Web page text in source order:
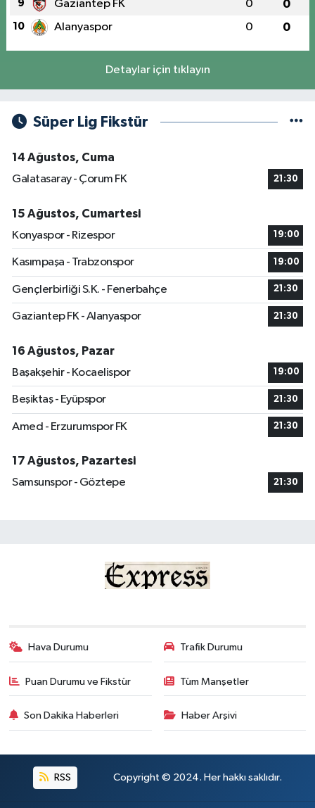
9 Gaziantep FK 0 0
10 Alanyaspor 0 0
Detaylar için tıklayın
Süper Lig Fikstür
14 Ağustos, Cuma
Galatasaray - Çorum FK
21:30
15 Ağustos, Cumartesi
Konyaspor - Rizespor
19:00
Kasımpaşa - Trabzonspor 19:00
Gençlerbirliği S.K. - Fenerbahçe 21:30
Gaziantep FK - Alanyaspor 21:30
16 Ağustos, Pazar
Başakşehir - Kocaelispor
19:00
Beşiktaş - Eyüpspor 21:30
Amed - Erzurumspor FK 21:30
17 Ağustos, Pazartesi
Samsunspor - Göztepe
21:30
Hava Durumu Trafik Durumu
Puan Durumu ve Fikstür Tüm Manşetler
Son Dakika Haberleri Haber Arşivi
RSS Copyright © 2024. Her hakkı saklıdır.